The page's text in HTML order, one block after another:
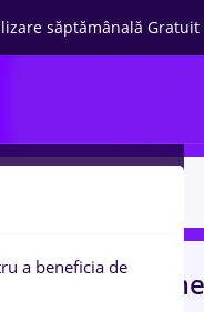
săptămânală Gratuit
Part time
a beneficia de